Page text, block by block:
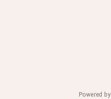
Powered by